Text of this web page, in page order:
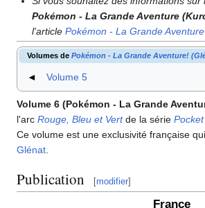
Pokémon - La Grande Aventure
l'articlePokémon - La Grande
Volumes de Pokémon - La Grande Aventure!
◄ Volume 5
Volume 6 (Pokémon - La Grande
l'arc Rouge, Bleu et Vertde la série
Ce volume est une exclusivité française
Glénat
Publication [modifier]
France